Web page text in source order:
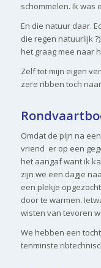
schommelen. Ik was
En die natuur daar.
die regen natuurlijk
het graag mee naar
Zelf tot mijn eigen
zere ribben toch
Omdat de pijn na
vriend er op een
het aangaf want ik
zijn we een dagje
een plekje
door te warmen.
wisten van tevoren
We hebben een
tenminste